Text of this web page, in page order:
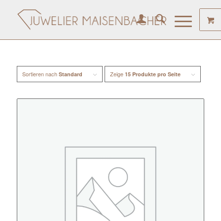
Sortieren nach Standard Zeige 15 Produkte pro Seite